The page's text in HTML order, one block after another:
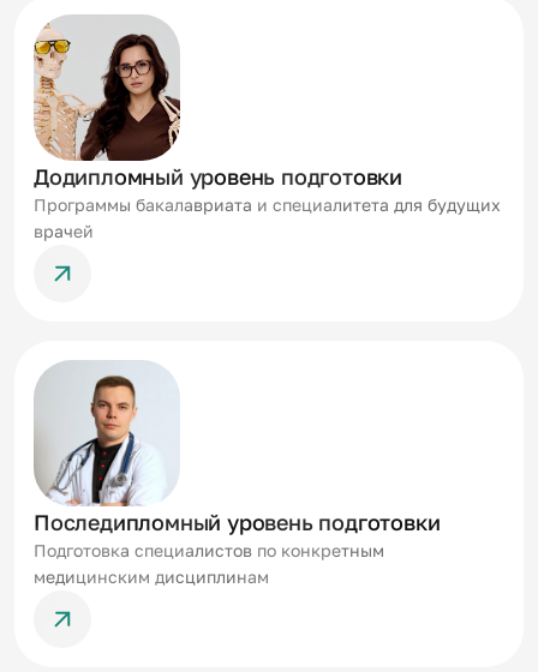
Додипломный уровень подготовки
Программы бакалавриата и специалитета для будущих
врачей
Последипломный уровень подготовки
Подготовка специалистов по конкретным
медицинским дисциплинам